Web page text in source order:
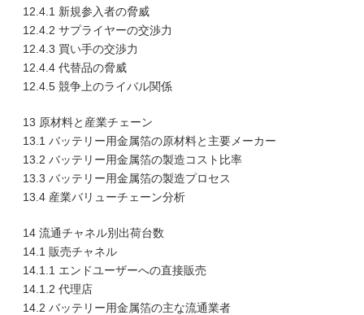
12.4.1 新規参入者の脅威
12.4.2 サプライヤーの交渉力
12.4.3 買い手の交渉力
12.4.4 代替品の脅威
12.4.5 競争上のライバル関係
13 原材料と産業チェーン
13.1 バッテリー用金属箔の原材料と主要メーカー
13.2 バッテリー用金属箔の製造コスト比率
13.3 バッテリー用金属箔の製造プロセス
13.4 産業バリューチェーン分析
14 流通チャネル別出荷台数
14.1 販売チャネル
14.1.1 エンドユーザーへの直接販売
14.1.2 代理店
14.2 バッテリー用金属箔の主な流通業者